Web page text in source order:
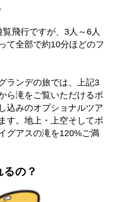
飛行ですが、3人～6人
て全部で約10分ほどのフ
ランデの旅では、上記3
ら滝をご覧いただけるボ
込みのオプショナルツア
す。地上・上空そしてボ
グアスの滝を120%ご満
の？